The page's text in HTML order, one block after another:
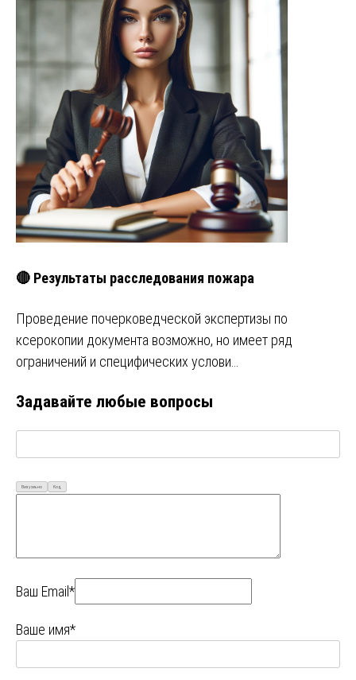
🔴 Результаты расследования пожара
Проведение почерковедческой экспертизы по
ксерокопии документа возможно, но имеет ряд
ограничений и специфических услови…
Задавайте любые вопросы
Визуально Код
Ваш Email*
Ваше имя*